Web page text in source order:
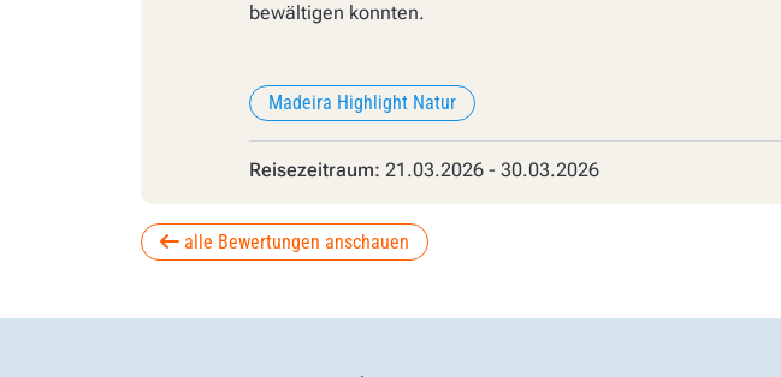
bewältigen konnten.
Madeira Highlight Natur
Reisezeitraum: 21.03.2026 - 30.03.2026
alle Bewertungen anschauen